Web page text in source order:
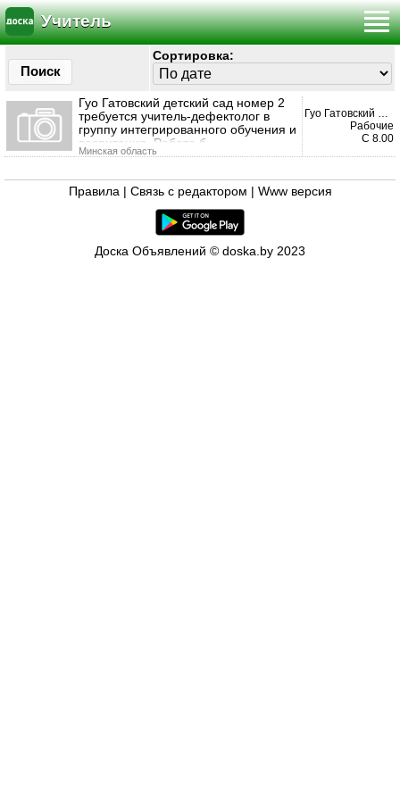
Учитель
Поиск
Сортировка:
Гуо Гатовский детский сад номер 2
требуется учитель-дефектолог в
группу интегрированного обучения и
воспитания. Работа б
Минская область
Гуо Гатовский детский с...
Рабочие
С 8.00
Правила Связь с редактором Www версия
Доска Объявлений © doska.by 2023